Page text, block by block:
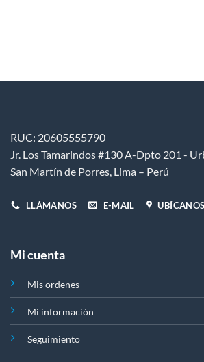
RUC: 20605555790
Jr. Los Tamarindos #130 A-Dpto 201 -
San Martín de Porres, Lima – Perú
LLÁMANOS E-MAIL UBÍCANOS
Mi cuenta
Mis ordenes
Mi información
Seguimiento